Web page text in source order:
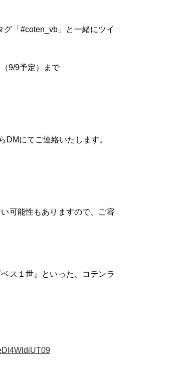
「#coten_vb」と一緒にツイ
9/9予定）まで
にてご連絡いたします。
可能性もありますので、ご容
ス１世』といった、コテンラ